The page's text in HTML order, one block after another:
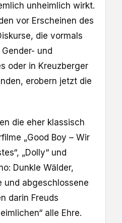
unheimlich wirkt.
vor Erscheinen des
die vormals
und
oder in Kreuzberger
erobern jetzt die
die eher klassisch
„Good Boy – Wir
„Dolly“ und
Dunkle Wälder,
und abgeschlossene
darin Freuds
alle Ehre.